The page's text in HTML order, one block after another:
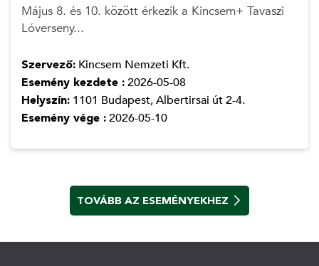
Május 8. és 10. között érkezik a Kincsem+ Tavaszi
Lóverseny...
Szervező:Kincsem Nemzeti Kft.
Esemény kezdete :2026-05-08
Helyszín:1101 Budapest, Albertirsai út 2-4.
Esemény vége :2026-05-10
TOVÁBB AZ ESEMÉNYEKHEZ